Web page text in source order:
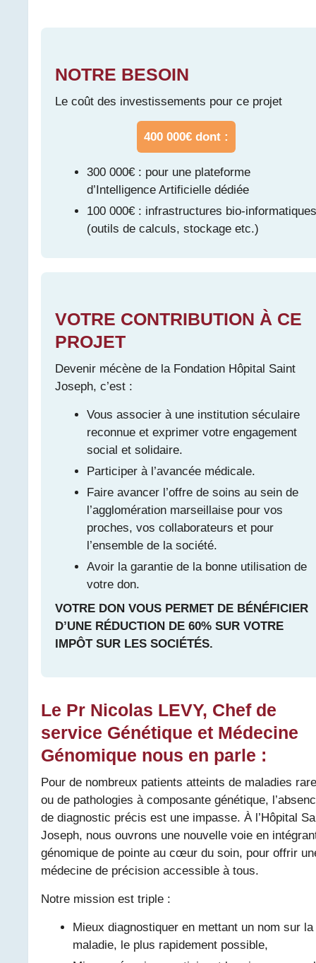
NOTRE BESOIN
Le coût des investissements pour ce projet
400 000€ dont :
300 000€ : pour une plateforme
d’Intelligence Artificielle dédiée
100 000€ : infrastructures bio-informatiques
(outils de calculs, stockage etc.)
VOTRE CONTRIBUTION À CE
PROJET
Devenir mécène de la Fondation Hôpital Saint
Joseph, c’est :
Vous associer à une institution séculaire
reconnue et exprimer votre engagement
social et solidaire.
Participer à l’avancée médicale.
Faire avancer l’offre de soins au sein de
l’agglomération marseillaise pour vos
proches, vos collaborateurs et pour
l’ensemble de la société.
Avoir la garantie de la bonne utilisation de
votre don.
VOTRE DON VOUS PERMET DE BÉNÉFICIER
D’UNE RÉDUCTION DE 60% SUR VOTRE
IMPÔT SUR LES SOCIÉTÉS.
Le Pr Nicolas LEVY, Chef de
service Génétique et Médecine
Génomique nous en parle :
Pour de nombreux patients atteints de maladies
ou de pathologies à composante génétique,
de diagnostic précis est une impasse. À l’Hôpital
Joseph, nous ouvrons une nouvelle voie en
génomique de pointe au cœur du soin, pour offrir
médecine de précision accessible à tous.
Notre mission est triple :
Mieux diagnostiquer en mettant un nom sur la
maladie, le plus rapidement possible,